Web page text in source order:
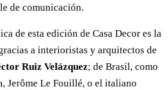
de comunicación.
de esta edición de Casa Decor es la
a interioristas y arquitectos de
Ruiz Velázquez; de Brasil, como
Jerôme Le Fouillé, o el italiano